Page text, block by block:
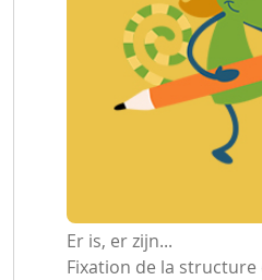
Er is, er zijn...
Fixation de la structure